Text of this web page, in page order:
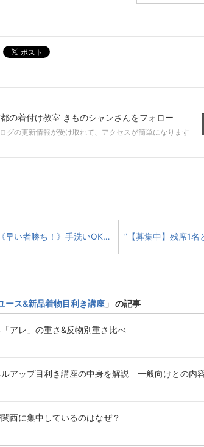
ポスト
の着付け教室 きものシャンさんをフォロー
グの更新情報が受け取れて、アクセスが簡単になります
《早い者勝ち！》手洗いOK エレガントでオシャレな草木染めの半衿
ース&新品着物目利き講座 」 の記事
アレ」の重さ&反物別重さ比べ
アップ目利き講座の中身を解説 一般向けとの内
西に集中しているのはなぜ？